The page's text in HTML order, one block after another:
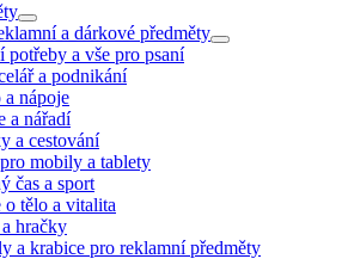
a dárkové předměty
potřeby a vše pro psaní
a podnikání
a nápoje
a nářadí
a cestování
mobily a tablety
čas a sport
o tělo a vitalita
hračky
a krabice pro reklamní předměty